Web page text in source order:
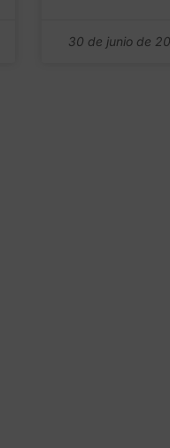
30 de junio de